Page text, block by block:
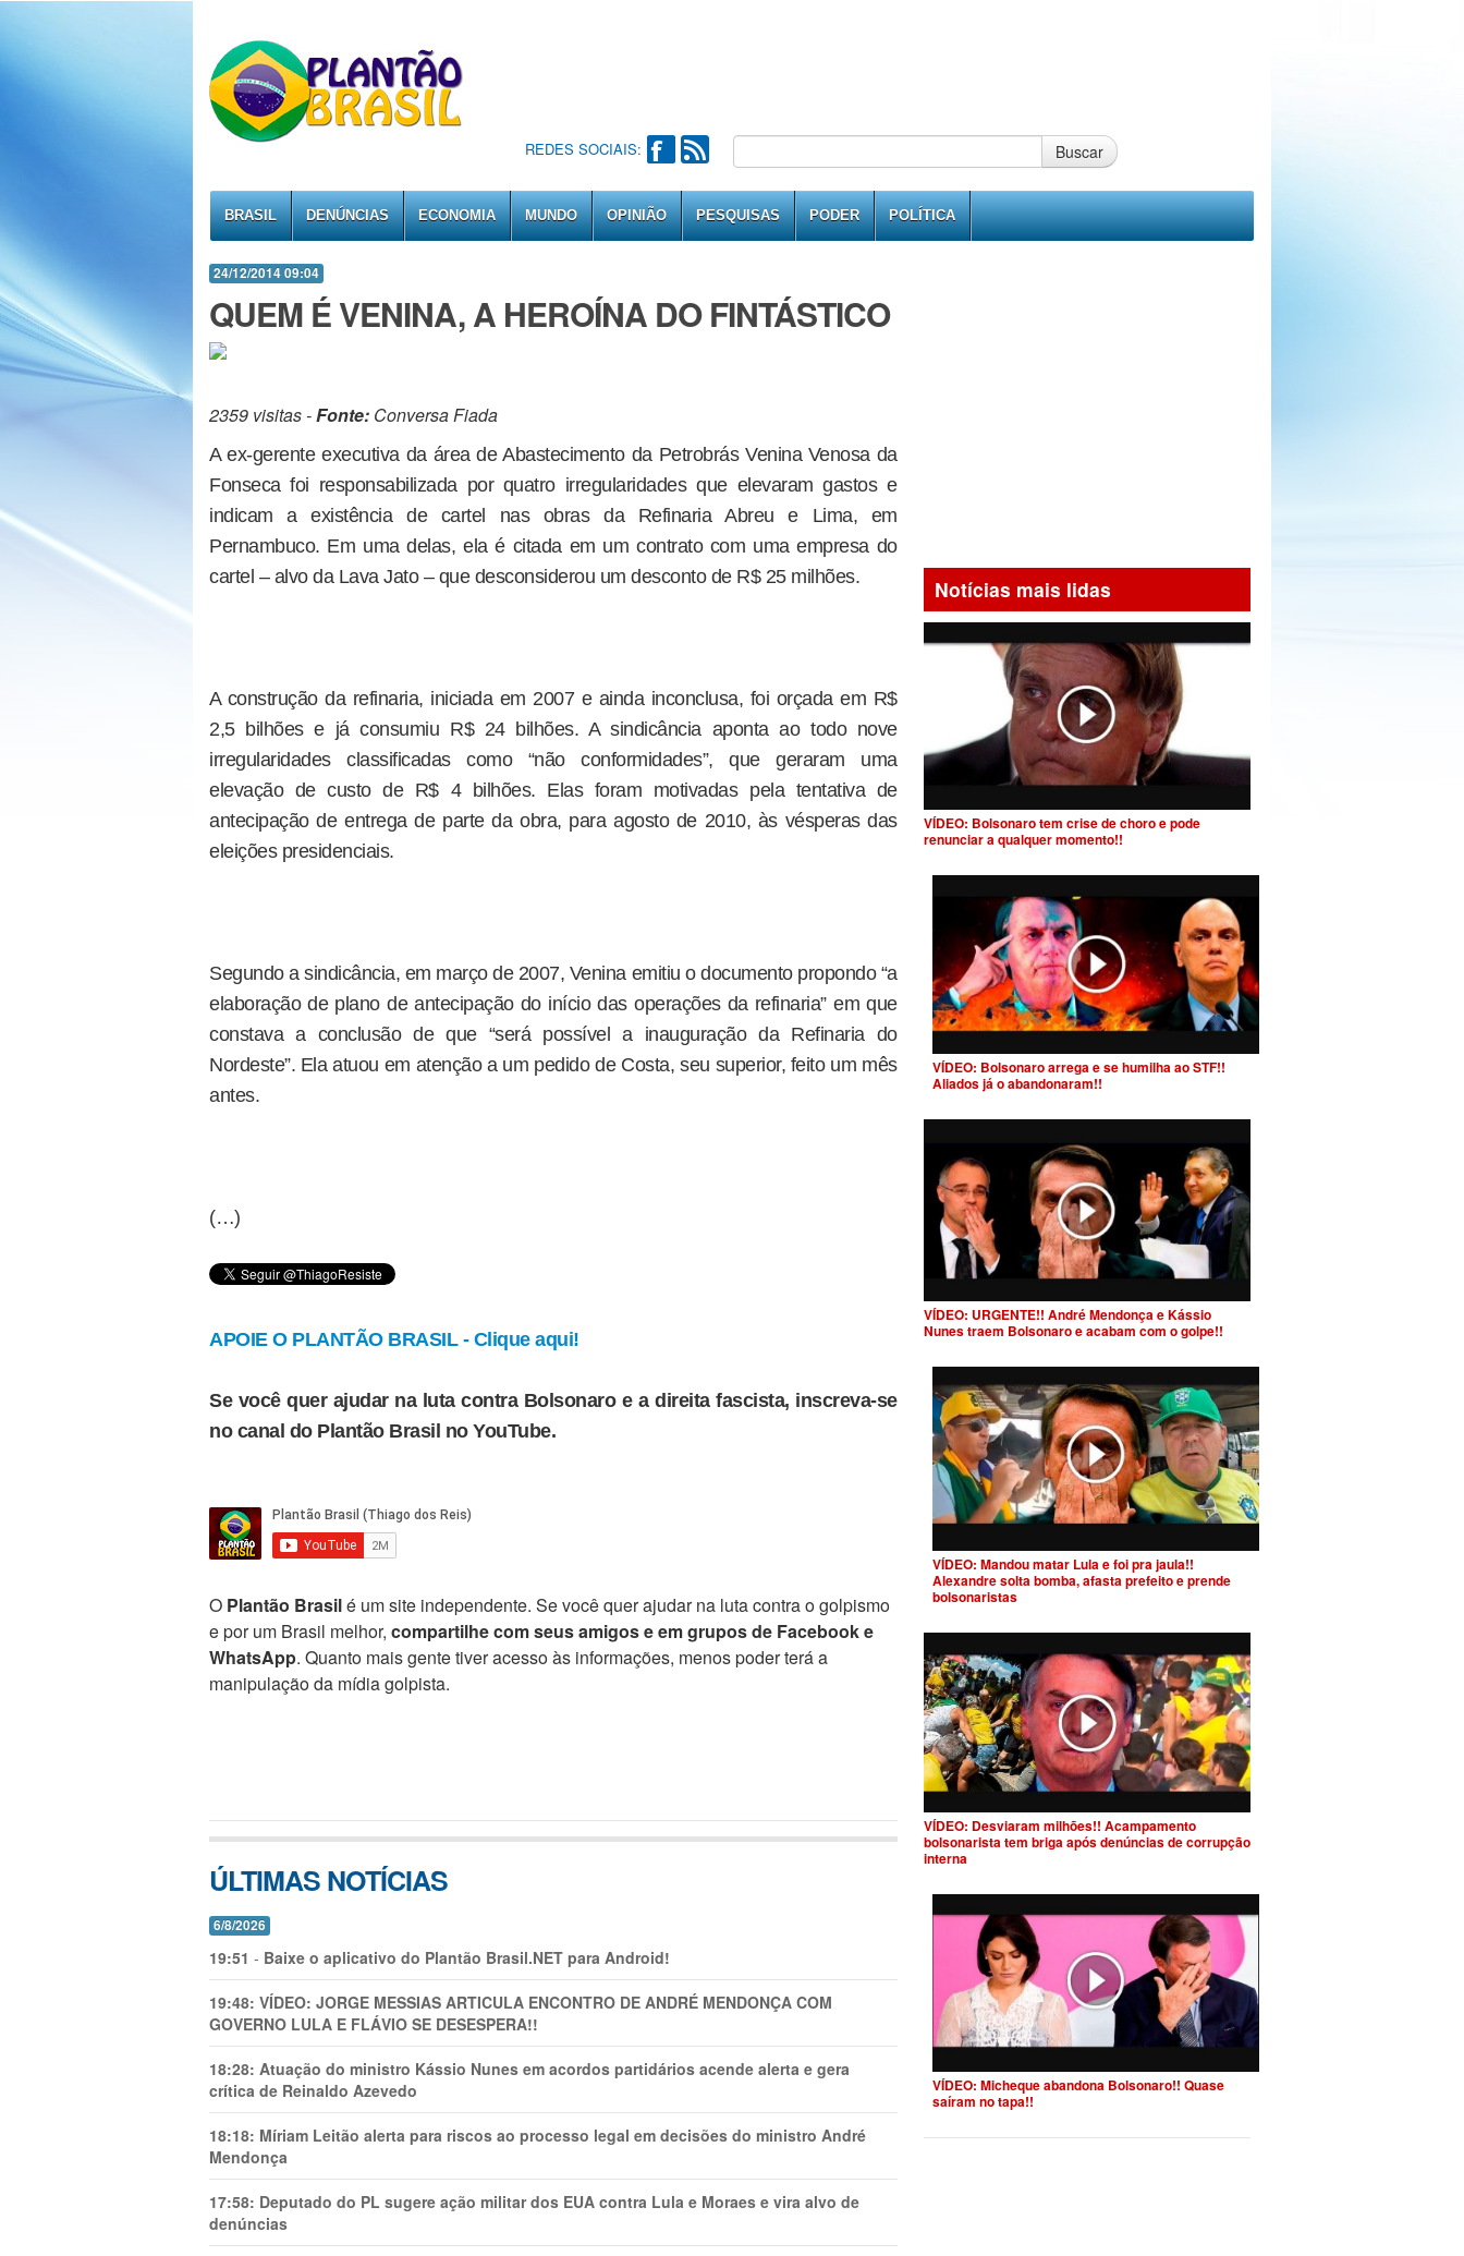
REDES SOCIAIS: Buscar
BRASIL DENÚNCIAS ECONOMIA MUNDO OPINIÃO PESQUISAS PODER POLÍTICA
24/12/2014 09:04
QUEM É VENINA, A HEROÍNA DO FINTÁSTICO
2359 visitas -Fonte: Conversa Fiada
A ex-gerente executiva da área de Abastecimento da Petrobrás Venina Venosa da
Fonseca foi responsabilizada por quatro irregularidades que elevaram gastos e
indicam a existência de cartel nas obras da Refinaria Abreu e Lima, em
Pernambuco. Em uma delas, ela é citada em um contrato com uma empresa do
cartel – alvo da Lava Jato – que desconsiderou um desconto de R$ 25 milhões.
A construção da refinaria, iniciada em 2007 e ainda inconclusa, foi orçada em R$
2,5 bilhões e já consumiu R$ 24 bilhões. A sindicância aponta ao todo nove
irregularidades classificadas como “não conformidades”, que geraram uma
elevação de custo de R$ 4 bilhões. Elas foram motivadas pela tentativa de
antecipação de entrega de parte da obra, para agosto de 2010, às vésperas das
eleições presidenciais.
Segundo a sindicância, em março de 2007, Venina emitiu o documento propondo “a
elaboração de plano de antecipação do início das operações da refinaria” em que
constava a conclusão de que “será possível a inauguração da Refinaria do
Nordeste”. Ela atuou em atenção a um pedido de Costa, seu superior, feito um mês
antes.
(…)
APOIE O PLANTÃO BRASIL - Clique aqui!
Se você quer ajudar na luta contra Bolsonaro e a direita fascista, inscreva-se
no canal do Plantão Brasil no YouTube.
O Plantão Brasilé um site independente. Se você quer ajudar na luta contra o golpismo
e por um Brasil melhor, compartilhe com seus amigos e em grupos de Facebook e
WhatsApp. Quanto mais gente tiver acesso às informações, menos poder terá a
manipulação da mídia golpista.
ÚLTIMAS NOTÍCIAS
6/8/2026
19:51 - Baixe o aplicativo do Plantão Brasil.NET para Android!
19:48: VÍDEO: JORGE MESSIAS ARTICULA ENCONTRO DE ANDRÉ MENDONÇA COM
GOVERNO LULA E FLÁVIO SE DESESPERA!!
18:28: Atuação do ministro Kássio Nunes em acordos partidários acende alerta e gera
crítica de Reinaldo Azevedo
18:18: Míriam Leitão alerta para riscos ao processo legal em decisões do ministro André
Mendonça
17:58: Deputado do PL sugere ação militar dos EUA contra Lula e Moraes e vira alvo de
denúncias
Notícias mais lidas
VÍDEO: Bolsonaro tem crise de choro e pode
renunciar a qualquer momento!!
VÍDEO: Bolsonaro arrega e se humilha ao STF!!
Aliados já o abandonaram!!
VÍDEO: URGENTE!! André Mendonça e Kássio
Nunes traem Bolsonaro e acabam com o golpe!!
VÍDEO: Mandou matar Lula e foi pra jaula!!
Alexandre solta bomba, afasta prefeito e prende
bolsonaristas
VÍDEO: Desviaram milhões!! Acampamento
bolsonarista tem briga após denúncias de corrupção
interna
VÍDEO: Micheque abandona Bolsonaro!! Quase
saíram no tapa!!